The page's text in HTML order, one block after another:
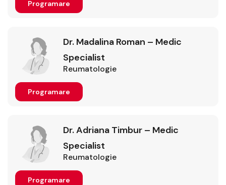
Programare
Dr. Madalina Roman – Medic
Specialist
Reumatologie
Programare
Dr. Adriana Timbur – Medic
Specialist
Reumatologie
Programare